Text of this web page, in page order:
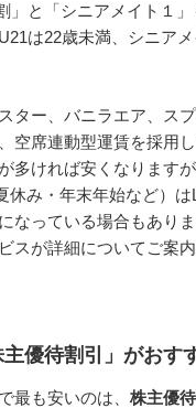
」と「シニアメイト１
は22歳未満、シニア
ター、バニラエア、ス
空席連動型運賃を採用
多ければ安くなります
休み・年末年始など）
なっている場合もあり
スが詳細についてご案
優待割引」がおす
最も安いのは、 株主優待